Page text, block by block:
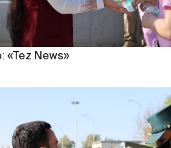
«Tez News»